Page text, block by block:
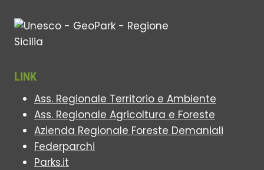
LINK
Ass. Regionale Territorio e Ambiente
Ass. Regionale Agricoltura e Foreste
Azienda Regionale Foreste Demaniali
Federparchi
Parks.it